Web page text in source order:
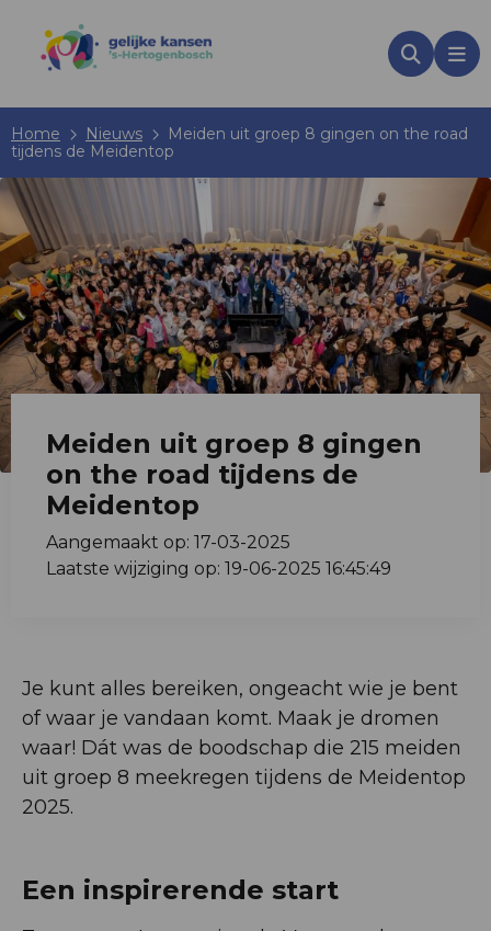
Zoeken
Home Nieuws
Meiden uit groep 8 gingen on the road
tijdens de Meidentop
Meiden uit groep 8 gingen
on the road tijdens de
Meidentop
Aangemaakt op: 17-03-2025
Laatste wijziging op: 19-06-2025 16:45:49
Je kunt alles bereiken, ongeacht wie je bent
of waar je vandaan komt. Maak je dromen
waar! Dát was de boodschap die 215 meiden
uit groep 8 meekregen tijdens de Meidentop
2025.
Een inspirerende start